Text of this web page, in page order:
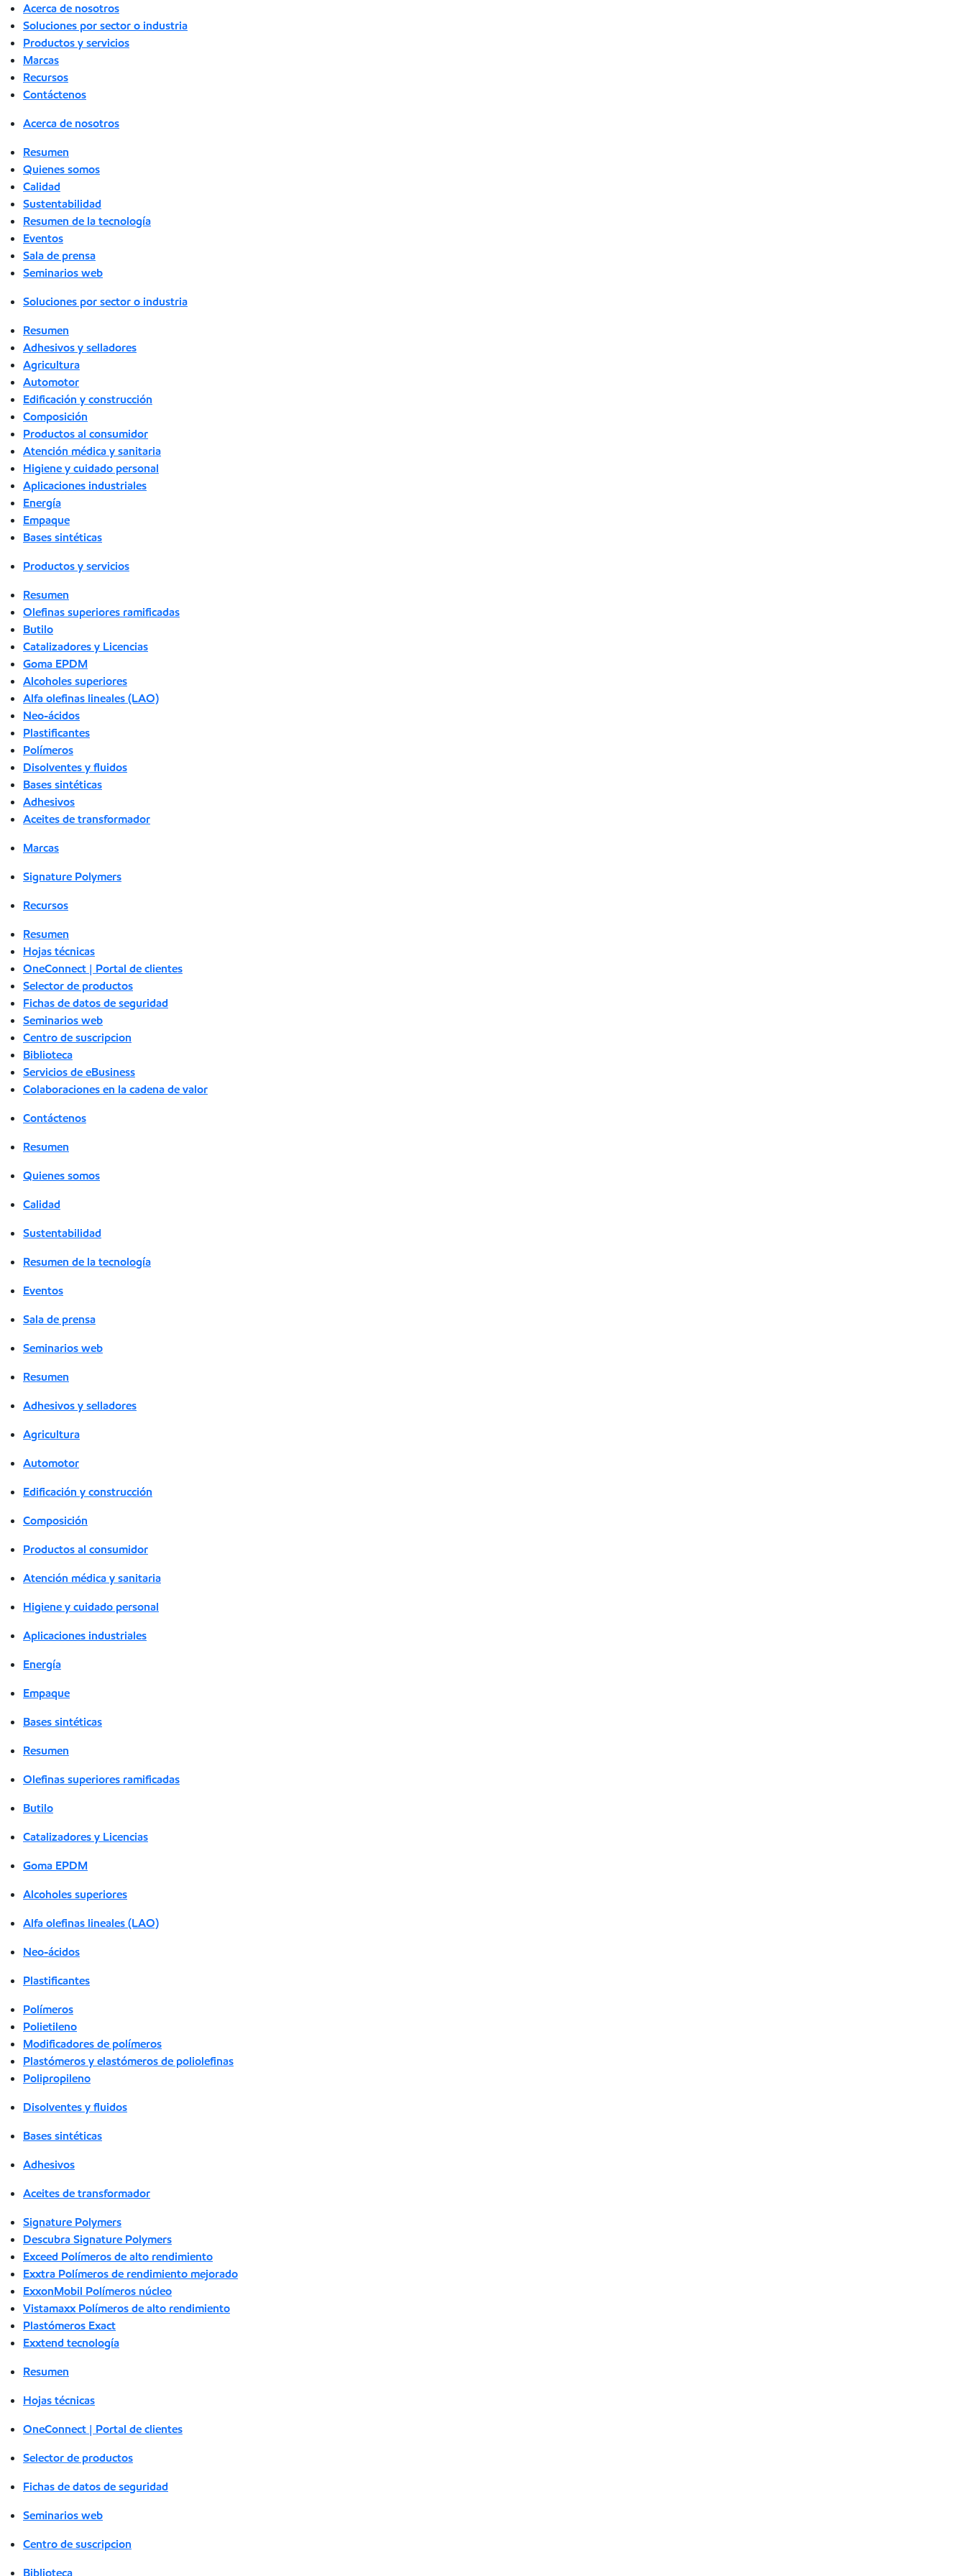
Acerca de nosotros
Soluciones por sector o industria
Productos y servicios
Marcas
Recursos
Contáctenos
Acerca de nosotros
Resumen
Quienes somos
Calidad
Sustentabilidad
Resumen de la tecnología
Eventos
Sala de prensa
Seminarios web
Soluciones por sector o industria
Resumen
Adhesivos y selladores
Agricultura
Automotor
Edificación y construcción
Composición
Productos al consumidor
Atención médica y sanitaria
Higiene y cuidado personal
Aplicaciones industriales
Energía
Empaque
Bases sintéticas
Productos y servicios
Resumen
Olefinas superiores ramificadas
Butilo
Catalizadores y Licencias
Goma EPDM
Alcoholes superiores
Alfa olefinas lineales (LAO)
Neo-ácidos
Plastificantes
Polímeros
Disolventes y fluidos
Bases sintéticas
Adhesivos
Aceites de transformador
Marcas
Signature Polymers
Recursos
Resumen
Hojas técnicas
OneConnect | Portal de clientes
Selector de productos
Fichas de datos de seguridad
Seminarios web
Centro de suscripcion
Biblioteca
Servicios de eBusiness
Colaboraciones en la cadena de valor
Contáctenos
Resumen
Quienes somos
Calidad
Sustentabilidad
Resumen de la tecnología
Eventos
Sala de prensa
Seminarios web
Resumen
Adhesivos y selladores
Agricultura
Automotor
Edificación y construcción
Composición
Productos al consumidor
Atención médica y sanitaria
Higiene y cuidado personal
Aplicaciones industriales
Energía
Empaque
Bases sintéticas
Resumen
Olefinas superiores ramificadas
Butilo
Catalizadores y Licencias
Goma EPDM
Alcoholes superiores
Alfa olefinas lineales (LAO)
Neo-ácidos
Plastificantes
Polímeros
Polietileno
Modificadores de polímeros
Plastómeros y elastómeros de poliolefinas
Polipropileno
Disolventes y fluidos
Bases sintéticas
Adhesivos
Aceites de transformador
Signature Polymers
Descubra Signature Polymers
Exceed Polímeros de alto rendimiento
Exxtra Polímeros de rendimiento mejorado
ExxonMobil Polímeros núcleo
Vistamaxx Polímeros de alto rendimiento
Plastómeros Exact
Exxtend tecnología
Resumen
Hojas técnicas
OneConnect | Portal de clientes
Selector de productos
Fichas de datos de seguridad
Seminarios web
Centro de suscripcion
Biblioteca